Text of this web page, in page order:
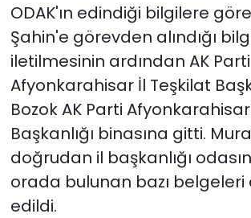
ODAK'ın edindiği bilgilere
Şahin'e görevden alındığı
iletilmesinin ardından AK Parti
Afyonkarahisar İl Teşkilat
Bozok AK Parti
Başkanlığı binasına gitti.
doğrudan il başkanlığı
orada bulunan bazı belgeleri
edildi.